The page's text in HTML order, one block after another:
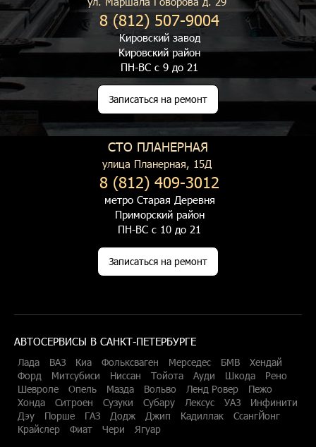
8 (812) 507-9004
Кировский завод
Кировский район
ПН-ВС с 9 до 21
Записаться на ремонт
СТО ПЛАНЕРНАЯ
улица Планерная, 15Д
8 (812) 409-3012
метро Старая Деревня
Приморский район
ПН-ВС с 10 до 21
Записаться на ремонт
АВТОСЕРВИСЫ В САНКТ-ПЕТЕРБУРГЕ
Лада ВАЗ Киа Фольксваген Мерседес БМВ
Хендай
Форд
Митсубиси Ниссан Тойота Ауди Шкода
Рено
Шевроле
Опель Мазда Вольво Ленд Ровер
Пежо
Хонда
Ситроен Сузуки Субару Лексус УАЗ
Инфинити
Дэу
Порше ГАЗ Додж Джип Кадиллак
СсангЙонг
Крайслер
Фиат Чери Ягуар